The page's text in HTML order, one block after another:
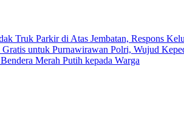
Truk Parkir di Atas Jembatan, Respons
untuk Purnawirawan Polri, Wujud
Merah Putih kepada Warga